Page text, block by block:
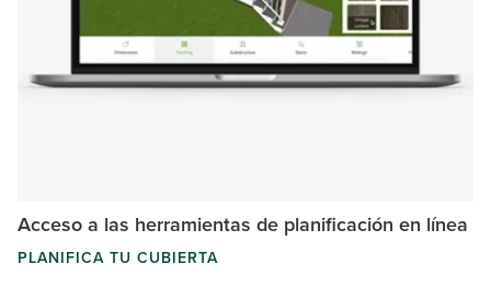
Acceso a las herramientas de planificación en línea
PLANIFICA TU CUBIERTA